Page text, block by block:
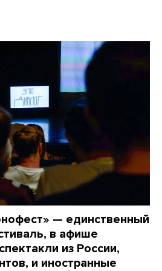
— единственный
в афише
из России,
и иностранные